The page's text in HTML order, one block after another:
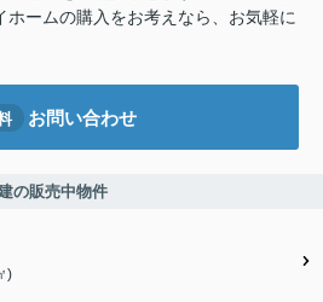
ホームの購入をお考えなら、お気軽に
お問い合わせ
の販売中物件
)